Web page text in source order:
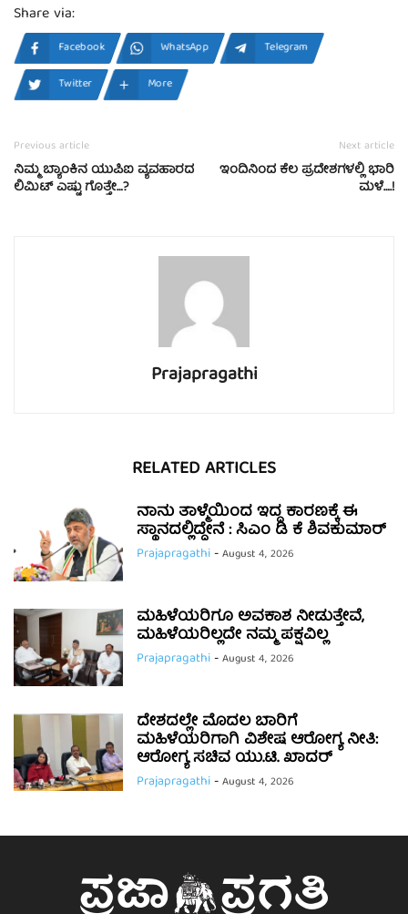
Share via:
Facebook WhatsApp
Telegram
Twitter
More
Previous article
ನಿಮ್ಮ ಬ್ಯಾಂಕಿನ ಯುಪಿಐ ವ್ಯವಹಾರದ
ಲಿಮಿಟ್‌ ಎಷ್ಟು ಗೊತ್ತೇ…?
Next article
ಇಂದಿನಿಂದ ಕೆಲ ಪ್ರದೇಶಗಳಲ್ಲಿ ಭಾರಿ
ಮಳೆ….!
Prajapragathi
RELATED ARTICLES
ನಾನು ತಾಳ್ಮೆಯಿಂದ ಇದ್ದ ಕಾರಣಕ್ಕೆ ಈ
ಸ್ಥಾನದಲ್ಲಿದ್ದೇನೆ : ಸಿಎಂ ಡಿ ಕೆ ಶಿವಕುಮಾರ್
Prajapragathi-August 4, 2026
ಮಹಿಳೆಯರಿಗೂ ಅವಕಾಶ ನೀಡುತ್ತೇವೆ,
ಮಹಿಳೆಯರಿಲ್ಲದೇ ನಮ್ಮ ಪಕ್ಷವಿಲ್ಲ
Prajapragathi-August 4, 2026
ದೇಶದಲ್ಲೇ ಮೊದಲ ಬಾರಿಗೆ
ಮಹಿಳೆಯರಿಗಾಗಿ ವಿಶೇಷ ಆರೋಗ್ಯ ನೀತಿ:
ಆರೋಗ್ಯ ಸಚಿವ ಯು.ಟಿ. ಖಾದರ್
Prajapragathi-August 4, 2026